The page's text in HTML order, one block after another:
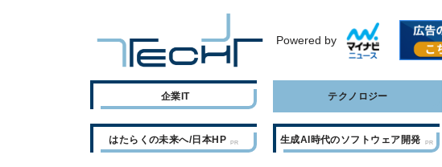
Powered by
企業IT テクノロジー
はたらくの未来へ/日本HP 生成AI時代のソフトウェア開発